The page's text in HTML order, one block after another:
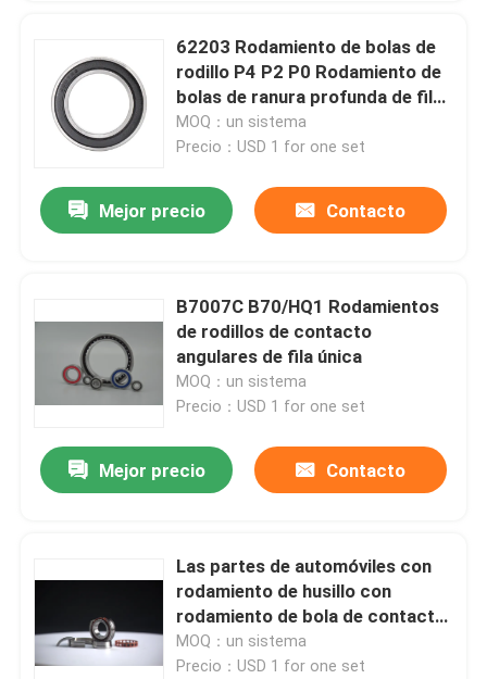
62203 Rodamiento de bolas de
rodillo P4 P2 P0 Rodamiento de
bolas de ranura profunda de fila
única
MOQ：un sistema
Precio：USD 1 for one set
Mejor precio Contacto
B7007C B70/HQ1 Rodamientos
de rodillos de contacto
angulares de fila única
MOQ：un sistema
Precio：USD 1 for one set
Mejor precio Contacto
Las partes de automóviles con
rodamiento de husillo con
rodamiento de bola de contacto
angular sellado 70, 72, 718, 719
para máquinas herramienta Sp
MOQ：un sistema
Precio：USD 1 for one set